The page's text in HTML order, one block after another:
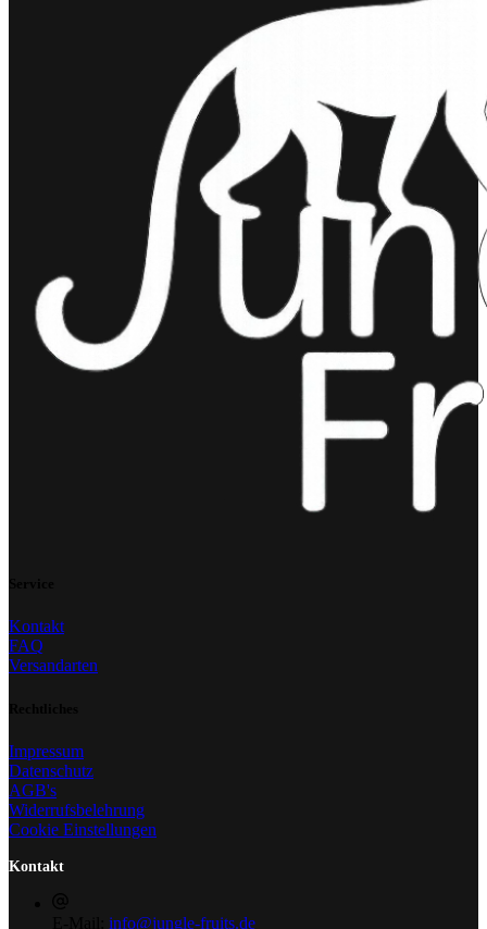
Kontakt
FAQ
Versandarten
Impressum
Datenschutz
AGB's
Widerrufsbelehrung
Cookie Einstellungen
Kontakt
info@jungle-fruits.de